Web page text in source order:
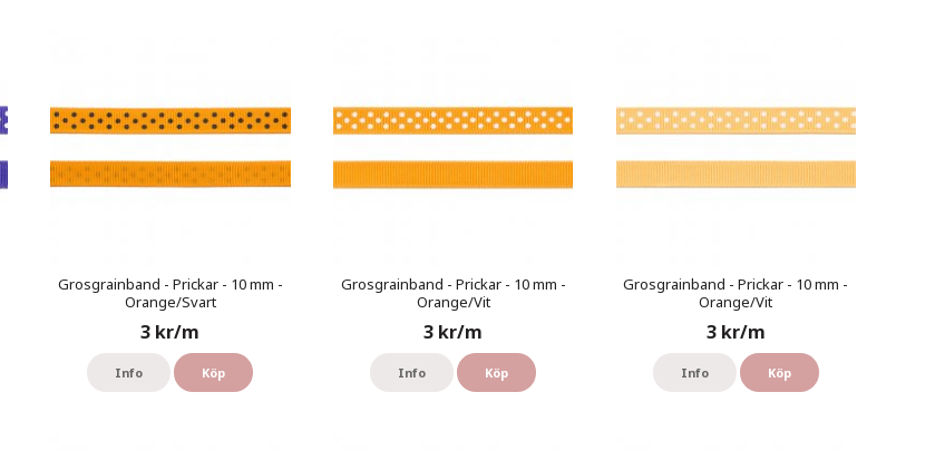
Grosgrainband - Prickar - 10 mm -
Orange/Svart
3 kr/m
Info Köp
Grosgrainband - Prickar - 10 mm -
Orange/Vit
3 kr/m
Info Köp
Grosgrainband - Prickar - 10 mm -
Orange/Vit
3 kr/m
Info Köp